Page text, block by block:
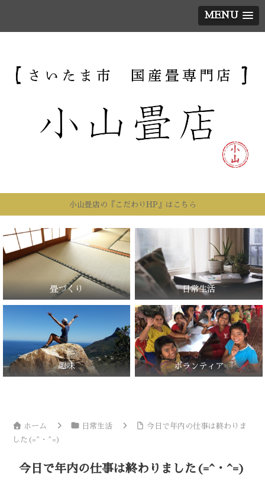
MENU
小山畳店の『こだわりHP』はこちら
畳づくり 日常生活
趣味 ボランティア
ホーム 日常生活
今日で年内の仕事は終わりま
した(=^・^=)
今日で年内の仕事は終わりました(=^・^=)